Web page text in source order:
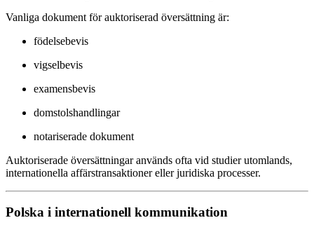
Vanliga dokument för auktoriserad översättning är:
födelsebevis
vigselbevis
examensbevis
domstolshandlingar
notariserade dokument
Auktoriserade översättningar används ofta vid studier utomlands,
internationella affärstransaktioner eller juridiska processer.
Polska i internationell kommunikation